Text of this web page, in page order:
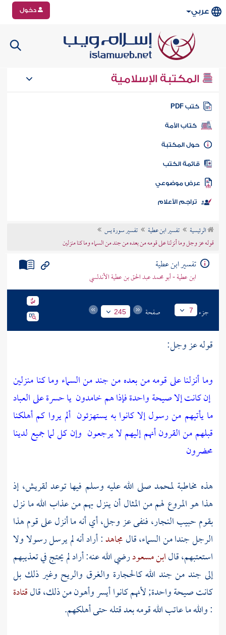
عربي دخول
المكتبة الإسلامية
كتب PDF
كتاب الأمة
المكتبة
الكتب
موضوعي
تراجم الأعلام
الرئيسية تفسير ابن عطية
تفسير سورة يس
قوله عز وجل وما أنزلنا على قومه من بعده من جند من السماء وما كنا منزلين
تفسير ابن عطية
ابن عطية - أبو محمد عبد الحق بن عطية الأندلسي
جزء 7 صفحة 245
قوله عز وجل:
وما أنزلنا على قومه من بعده من جند من السماء وما كنا منزلين
إن كانت إلا صيحة واحدة فإذا هم خامدون يا حسرة على العباد
ما يأتيهم من رسول إلا كانوا به يستهزئون ألم يروا كم أهلكنا
قبلهم من القرون أنهم إليهم لا يرجعون وإن كل لما جميع لدينا
محضرون
هذه مخاطبةلمحمدصلى الله عليه وسلم فيها توعد لقريش، إذ
هذا هو المروع لهم من المثال أن ينزل بهم من عذاب الله ما نزل
بقوم حبيب النجار، فنفى عز وجل، أي أنه ما أنزل على قوم هذا
الرجل جندا من السماء، قالمجاهد: أراد أنه لم يرسل رسولا ولا
استعتبهم، قالابن مسعودرضي الله عنه: أراد لم يحتج في تعذيبهم
إلى جند من جند الله كالحجارة والغرق والريح وغير ذلك بل
كانت صيحة واحدة; لأنهم كانوا أيسر وأهون من ذلك، قالقتادة
: والله ما عاتب الله قومه بعد قتله حتى أهلكهم.